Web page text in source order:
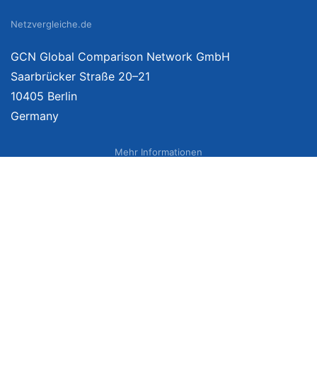
Netzvergleiche.de
GCN Global Comparison Network GmbH
Saarbrücker Straße 20–21
10405 Berlin
Germany
Mehr Informationen